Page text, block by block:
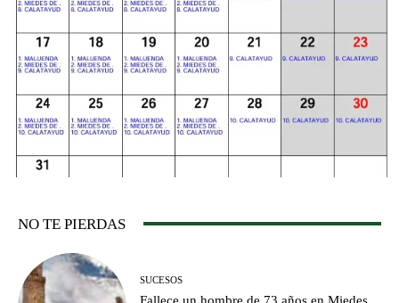
NO TE PIERDAS
SUCESOS
Fallece un hombre de 73 años en Miedes